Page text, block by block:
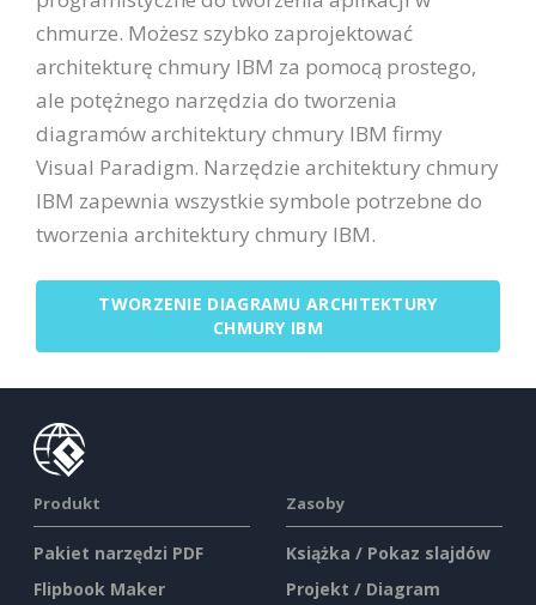
chmurze. Możesz szybko zaprojektować
architekturę chmury IBM za pomocą prostego,
ale potężnego narzędzia do tworzenia
diagramów architektury chmury IBM firmy
Visual Paradigm. Narzędzie architektury chmury
IBM zapewnia wszystkie symbole potrzebne do
tworzenia architektury chmury IBM.
TWORZENIE DIAGRAMU ARCHITEKTURY
CHMURY IBM
Produkt
Pakiet narzędzi PDF
Flipbook Maker
Zasoby
Książka / Pokaz slajdów
Projekt / Diagram